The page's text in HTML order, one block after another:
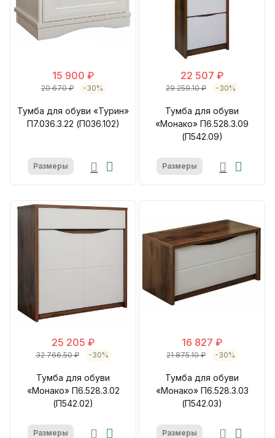
15 900 ₽
20 670 ₽ -30%
Тумба для обуви «Турин»
П7.036.3.22 (П036.102)
Размеры
22 507 ₽
29 259.10 ₽ -30%
Тумба для обуви
«Монако» П6.528.3.09
(П542.09)
Размеры
25 205 ₽
32 766.50 ₽ -30%
Тумба для обуви
«Монако» П6.528.3.02
(П542.02)
Размеры
16 827 ₽
21 875.10 ₽ -30%
Тумба для обуви
«Монако» П6.528.3.03
(П542.03)
Размеры